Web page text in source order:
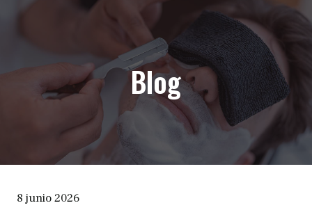
Blog
8 junio 2026